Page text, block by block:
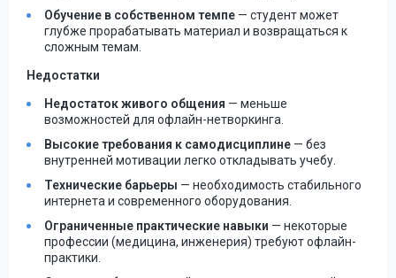
Обучение в собственном темпе — студент может
глубже прорабатывать материал и возвращаться к
сложным темам.
Недостатки
Недостаток живого общения — меньше
возможностей для офлайн-нетворкинга.
Высокие требования к самодисциплине — без
внутренней мотивации легко откладывать учебу.
Технические барьеры — необходимость стабильного
интернета и современного оборудования.
Ограниченные практические навыки — некоторые
профессии (медицина, инженерия) требуют офлайн-
практики.